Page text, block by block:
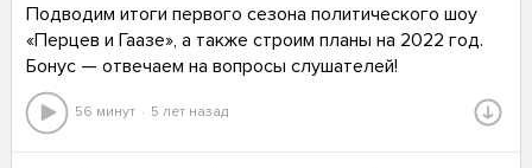
Подводим итоги первого сезона политического шоу
«Перцев и Гаазе», а также строим планы на 2022 год.
Бонус — отвечаем на вопросы слушателей!
56 минут 5 лет назад